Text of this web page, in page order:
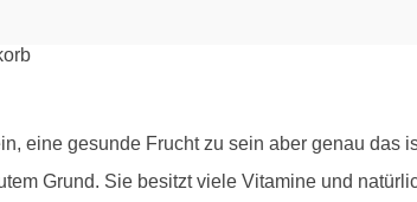
eine gesunde Frucht zu sein aber genau das
Grund. Sie besitzt viele Vitamine und